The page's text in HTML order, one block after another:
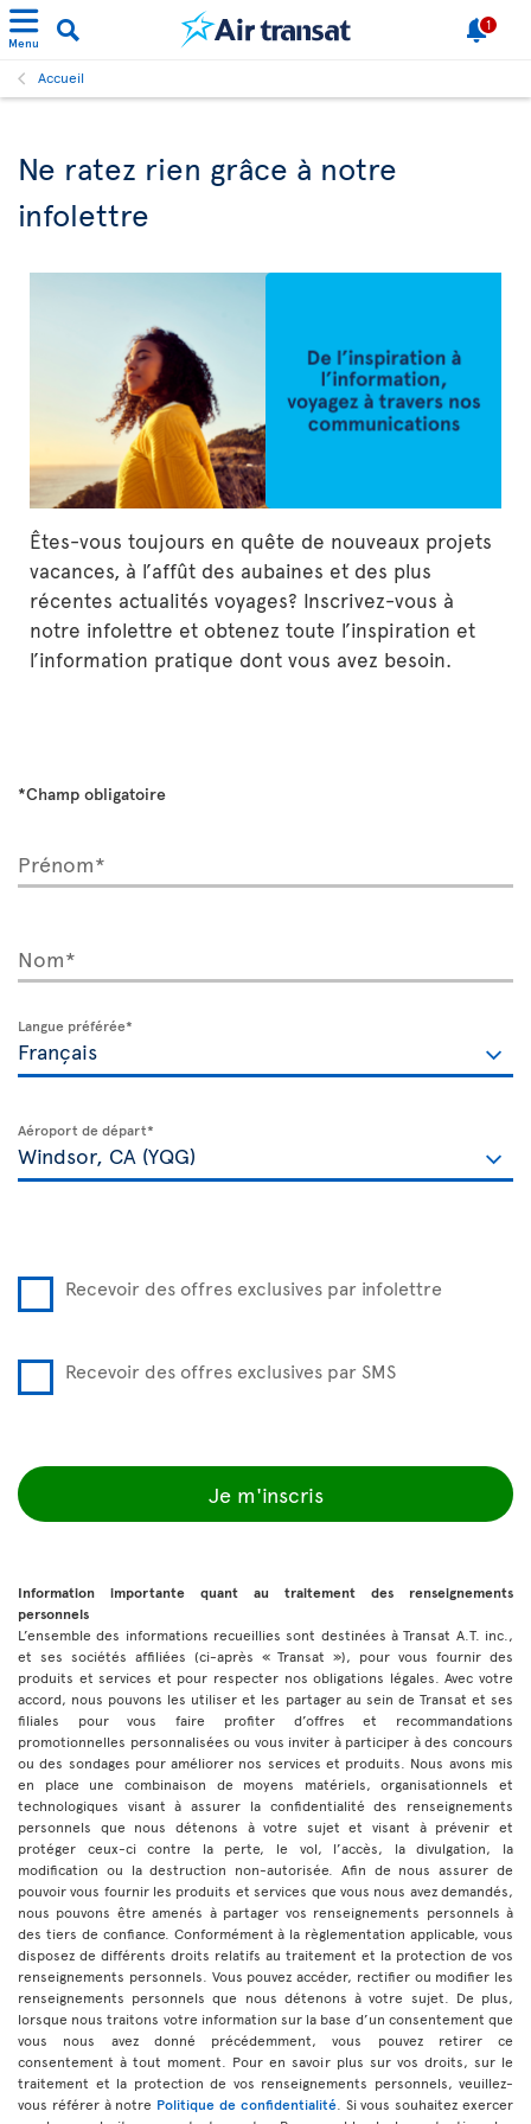
Menu
1
Accueil
Ne ratez rien grâce à notre
infolettre
Êtes-vous toujours en quête de nouveaux projets
vacances, à l’affût des aubaines et des plus
récentes actualités voyages? Inscrivez-vous à
notre infolettre et obtenez toute l’inspiration et
l’information pratique dont vous avez besoin.
*Champ obligatoire
Prénom*
Nom*
Langue préférée*
Aéroport de départ*
Recevoir des offres exclusives par infolettre
Recevoir des offres exclusives par SMS
Je m'inscris
Information importante quant au traitement des renseignements
personnels
L’ensemble des informations recueillies sont destinées à Transat A.T. inc.,
et ses sociétés affiliées (ci-après « Transat »), pour vous fournir des
produits et services et pour respecter nos obligations légales. Avec votre
accord, nous pouvons les utiliser et les partager au sein de Transat et ses
filiales pour vous faire profiter d’offres et recommandations
promotionnelles personnalisées ou vous inviter à participer à des concours
ou des sondages pour améliorer nos services et produits. Nous avons mis
en place une combinaison de moyens matériels, organisationnels et
technologiques visant à assurer la confidentialité des renseignements
personnels que nous détenons à votre sujet et visant à prévenir et
protéger ceux-ci contre la perte, le vol, l’accès, la divulgation, la
modification ou la destruction non-autorisée. Afin de nous assurer de
pouvoir vous fournir les produits et services que vous nous avez demandés,
nous pouvons être amenés à partager vos renseignements personnels à
des tiers de confiance. Conformément à la règlementation applicable, vous
disposez de différents droits relatifs au traitement et la protection de vos
renseignements personnels. Vous pouvez accéder, rectifier ou modifier les
renseignements personnels que nous détenons à votre sujet. De plus,
lorsque nous traitons votre information sur la base d’un consentement que
vous nous avez donné précédemment, vous pouvez retirer ce
consentement à tout moment. Pour en savoir plus sur vos droits, sur le
traitement et la protection de vos renseignements personnels, veuillez-
vous référer à notre Politique de confidentialité. Si vous souhaitez exercer